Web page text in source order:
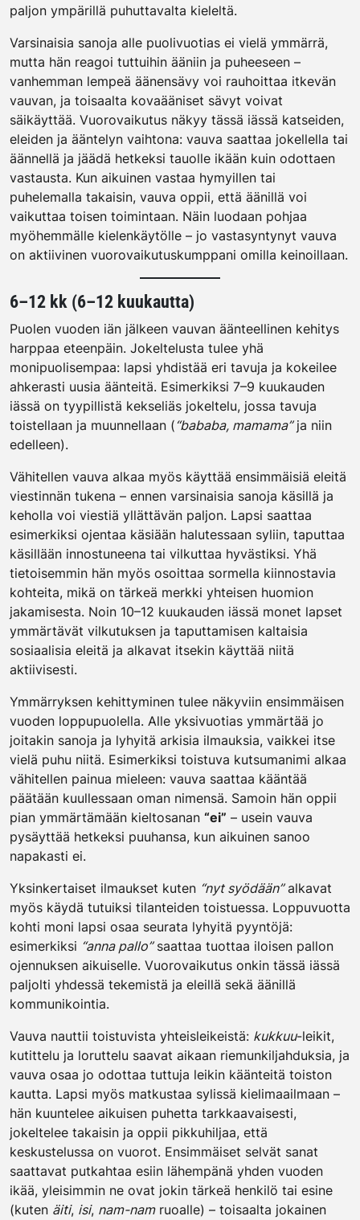
paljon ympärillä puhuttavalta kieleltä.
Varsinaisia sanoja alle puolivuotias ei vielä ymmärrä,
mutta hän reagoi tuttuihin ääniin ja puheeseen –
vanhemman lempeä äänensävy voi rauhoittaa itkevän
vauvan, ja toisaalta kovaääniset sävyt voivat
säikäyttää. Vuorovaikutus näkyy tässä iässä katseiden,
eleiden ja ääntelyn vaihtona: vauva saattaa jokellella tai
äännellä ja jäädä hetkeksi tauolle ikään kuin odottaen
vastausta. Kun aikuinen vastaa hymyillen tai
puhelemalla takaisin, vauva oppii, että äänillä voi
vaikuttaa toisen toimintaan. Näin luodaan pohjaa
myöhemmälle kielenkäytölle – jo vastasyntynyt vauva
on aktiivinen vuorovaikutuskumppani omilla keinoillaan.
6–12 kk (6–12 kuukautta)
Puolen vuoden iän jälkeen vauvan äänteellinen kehitys
harppaa eteenpäin. Jokeltelusta tulee yhä
monipuolisempaa: lapsi yhdistää eri tavuja ja kokeilee
ahkerasti uusia äänteitä. Esimerkiksi 7–9 kuukauden
iässä on tyypillistä kekseliäs jokeltelu, jossa tavuja
toistellaan ja muunnellaan (“bababa, mamama”ja niin
edelleen).
Vähitellen vauva alkaa myös käyttää ensimmäisiä eleitä
viestinnän tukena – ennen varsinaisia sanoja käsillä ja
keholla voi viestiä yllättävän paljon. Lapsi saattaa
esimerkiksi ojentaa käsiään halutessaan syliin, taputtaa
käsillään innostuneena tai vilkuttaa hyvästiksi. Yhä
tietoisemmin hän myös osoittaa sormella kiinnostavia
kohteita, mikä on tärkeä merkki yhteisen huomion
jakamisesta. Noin 10–12 kuukauden iässä monet lapset
ymmärtävät vilkutuksen ja taputtamisen kaltaisia
sosiaalisia eleitä ja alkavat itsekin käyttää niitä
aktiivisesti.
Ymmärryksen kehittyminen tulee näkyviin ensimmäisen
vuoden loppupuolella. Alle yksivuotias ymmärtää jo
joitakin sanoja ja lyhyitä arkisia ilmauksia, vaikkei itse
vielä puhu niitä. Esimerkiksi toistuva kutsumanimi alkaa
vähitellen painua mieleen: vauva saattaa kääntää
päätään kuullessaan oman nimensä. Samoin hän oppii
pian ymmärtämään kieltosanan “ei” – usein vauva
pysäyttää hetkeksi puuhansa, kun aikuinen sanoo
napakasti ei.
Yksinkertaiset ilmaukset kuten “nyt syödään”alkavat
myös käydä tutuiksi tilanteiden toistuessa. Loppuvuotta
kohti moni lapsi osaa seurata lyhyitä pyyntöjä:
esimerkiksi “anna pallo”saattaa tuottaa iloisen pallon
ojennuksen aikuiselle. Vuorovaikutus onkin tässä iässä
paljolti yhdessä tekemistä ja eleillä sekä äänillä
kommunikointia.
Vauva nauttii toistuvista yhteisleikeistä: kukkuu-leikit,
kutittelu ja loruttelu saavat aikaan riemunkiljahduksia, ja
vauva osaa jo odottaa tuttuja leikin käänteitä toiston
kautta. Lapsi myös matkustaa sylissä kielimaailmaan –
hän kuuntelee aikuisen puhetta tarkkaavaisesti,
jokeltelee takaisin ja oppii pikkuhiljaa, että
keskustelussa on vuorot. Ensimmäiset selvät sanat
saattavat putkahtaa esiin lähempänä yhden vuoden
ikää, yleisimmin ne ovat jokin tärkeä henkilö tai esine
(kuten äiti, isi, nam-namruoalle) – toisaalta jokainen